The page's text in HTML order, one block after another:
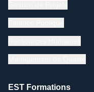
EST Formations